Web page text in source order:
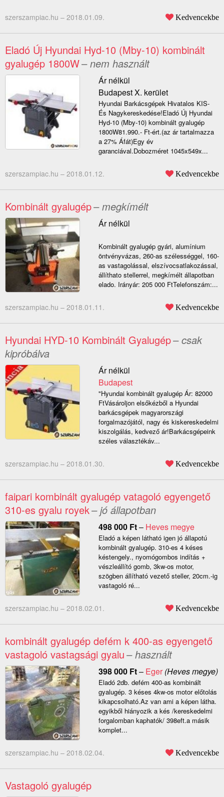
szerszampiac.hu – 2018.01.09. Kedvencekbe
Eladó Új Hyundai Hyd-10 (Mby-10) kombinált
gyalugép 1800W– nem használt
Ár nélkül
Budapest X. kerület
Hyundai Barkácsgépek Hivatalos KIS-
És Nagykereskedése!Eladó Új Hyundai
Hyd-10 (Mby-10) kombinált gyalugép
1800W81.990.- Ft-ért.(az ár tartalmazza
a 27% Áfát)Egy év
garanciával.Dobozméret 1045x549x...
szerszampiac.hu – 2018.01.12. Kedvencekbe
Kombinált gyalugép– megkímélt
Ár nélkül
Kombinált gyalugép gyári, alumínium
öntvényvázas, 260-as szélességgel, 160-
as vastagolással, elszívocsatlakozással,
állíthato stellerrel, megkímélt állapotban
elado. Irányár: 205 000 FtTelefonszám:...
szerszampiac.hu – 2018.01.11. Kedvencekbe
Hyundai HYD-10 Kombinált Gyalugép– csak
kipróbálva
Ár nélkül
Budapest
"Hyundai kombinált gyalugép Ár: 82000
FtVásároljon elsőkézből a Hyundai
barkácsgépek magyarországi
forgalmazójától, nagy és kiskereskedelmi
kiszolgálás, kedvező ár!Barkácsgépeink
széles választékáv...
szerszampiac.hu – 2018.01.30. Kedvencekbe
faipari kombinált gyalugép vatagoló egyengető
310-es gyalu royek– jó állapotban
498 000 Ft– Heves megye
Eladó a képen látható igen jó állapotú
kombinált gyalugép. 310-es 4 késes
késtengely., nyomógombos indítás +
vészleállító gomb, 3kw-os motor,
szögben állítható vezető steller, 20cm.-ig
vastagoló ré...
szerszampiac.hu – 2018.02.01. Kedvencekbe
kombinált gyalugép defém k 400-as egyengető
vastagoló vastagsági gyalu– használt
398 000 Ft– Eger(Heves megye)
Eladó 2db. defém 400-as kombinált
gyalugép. 3 késes 4kw-os motor előtolás
kikapcsolható.Az van ami a képen látha.
egyikből hiányozik a kés /kereskedelmi
forgalomban kaphatók/ 398eft.a másik
komplet...
szerszampiac.hu – 2018.02.04. Kedvencekbe
Vastagoló gyalugép